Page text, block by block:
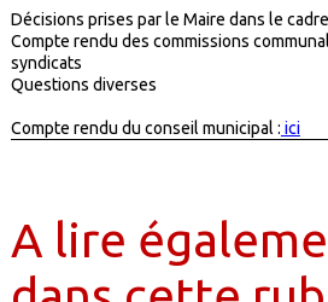
Décisions prises par le Maire dans le
Compte rendu des commissions
syndicats
Questions diverses
Compte rendu du conseil municipal : ici
A lire